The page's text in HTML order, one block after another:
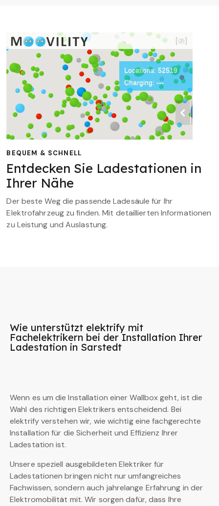
BEQUEM & SCHNELL
Entdecken Sie Ladestationen in
Ihrer Nähe
Der beste Weg die passende Ladesäule für Ihr
Elektrofahrzeug zu finden. Mit detaillierten Informationen
zu Leistung und Auslastung.
Wie unterstützt elektrify mit
Fachelektrikern bei der Installation Ihrer
Ladestation in Sarstedt
Wenn es um die Installation einer Wallbox geht, ist die
Wahl des richtigen Elektrikers entscheidend. Bei
elektrify verstehen wir, wie wichtig eine fachgerechte
Installation für die Sicherheit und Effizienz Ihrer
Ladestation ist.
Unsere speziell ausgebildeten Elektriker für
Ladestationen bringen nicht nur umfangreiches
Fachwissen, sondern auch jahrelange Erfahrung in der
Elektromobilität mit. Wir sorgen dafür, dass Ihre